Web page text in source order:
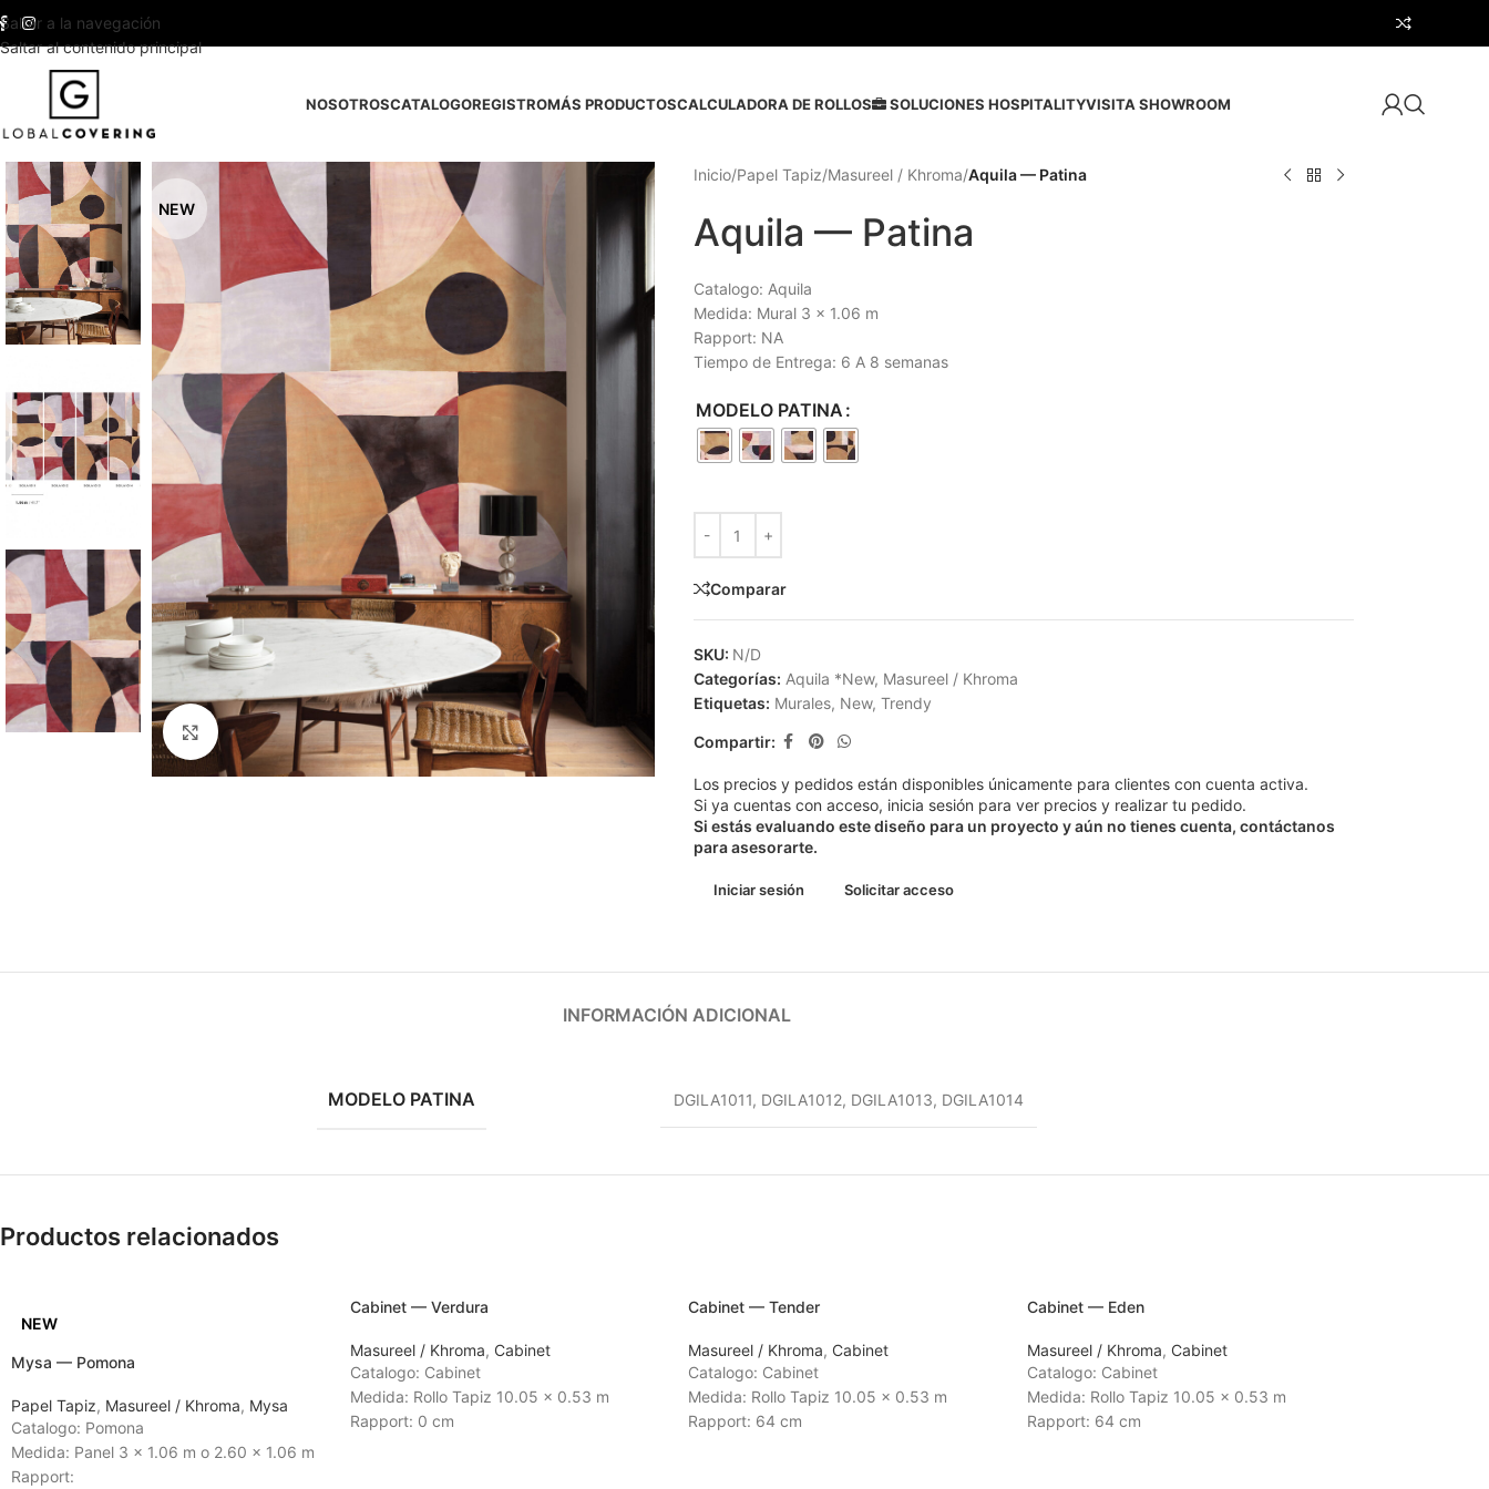
Saltar a la navegación
Saltar al contenido principal
NOSOTROSCATALOGOREGISTROMÁS PRODUCTOSCALCULADORA DE ROLLOS SOLUCIONES HOSPITALITYVISITA SHOWROOM
NEW
Haga clic para ampliar
Inicio/Papel Tapiz/Masureel / Khroma/Aquila — Patina
Aquila — Patina
Catalogo: Aquila
Medida: Mural 3 x 1.06 m
Rapport: NA
Tiempo de Entrega: 6 A 8 semanas
MODELO PATINA
Comparar
SKU: N/D
Categorías: Aquila *New, Masureel / Khroma
Etiquetas: Murales, New, Trendy
Compartir:
Los precios y pedidos están disponibles únicamente para clientes con cuenta activa.
Si ya cuentas con acceso, inicia sesión para ver precios y realizar tu pedido.
Si estás evaluando este diseño para un proyecto y aún no tienes cuenta, contáctanos
para asesorarte.
Iniciar sesión Solicitar acceso
INFORMACIÓN ADICIONAL
MODELO PATINA DGILA1011, DGILA1012, DGILA1013, DGILA1014
Productos relacionados
NEW
Mysa — Pomona
Papel Tapiz, Masureel / Khroma, Mysa
Catalogo: Pomona
Medida: Panel 3 x 1.06 m o 2.60 x 1.06 m
Rapport:
Cabinet — Verdura
Masureel / Khroma, Cabinet
Catalogo: Cabinet
Medida: Rollo Tapiz 10.05 x 0.53 m
Rapport: 0 cm
Cabinet — Tender
Masureel / Khroma, Cabinet
Catalogo: Cabinet
Medida: Rollo Tapiz 10.05 x 0.53 m
Rapport: 64 cm
Cabinet — Eden
Masureel / Khroma, Cabinet
Catalogo: Cabinet
Medida: Rollo Tapiz 10.05 x 0.53 m
Rapport: 64 cm